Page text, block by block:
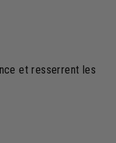
et resserrent les